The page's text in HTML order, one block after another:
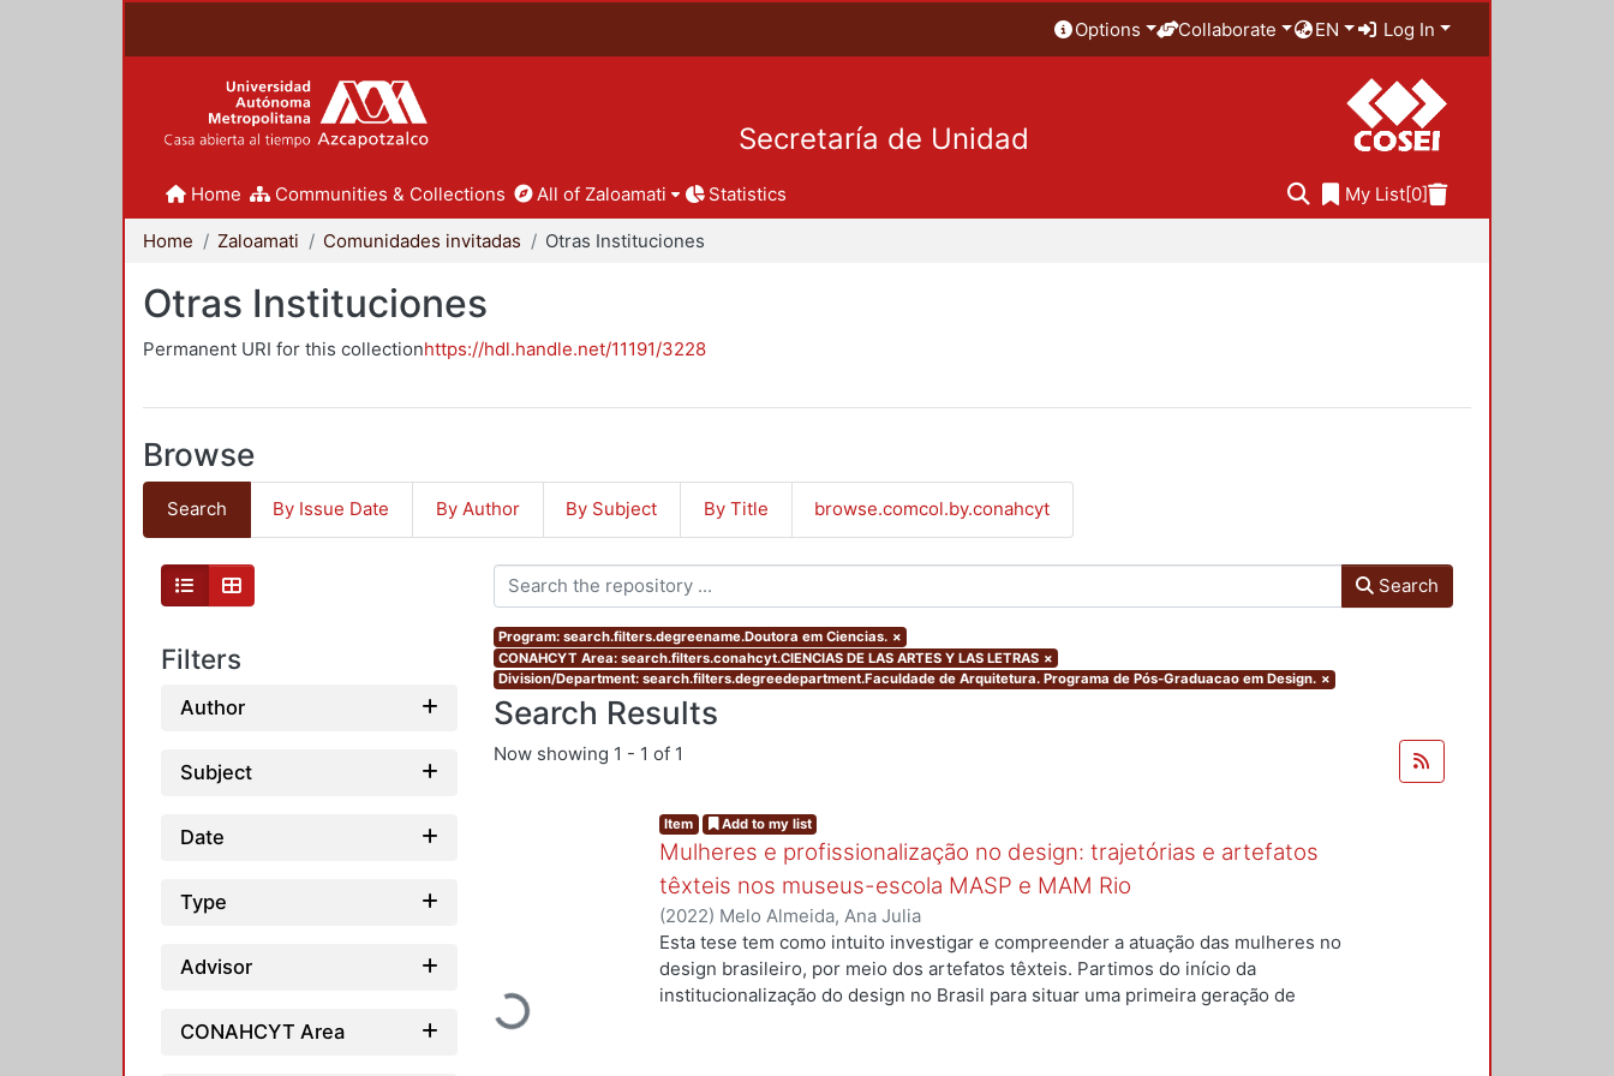
Options Collaborate EN Log In
Secretaría de Unidad
Home Communities & Collections All of Zaloamati Statistics My List[0]
Home Zaloamati Comunidades invitadas Otras Instituciones
Otras Instituciones
Permanent URI for this collectionhttps://hdl.handle.net/11191/3228
Browse
Search By Issue Date By Author By Subject By Title browse.comcol.by.conahcyt
Filters
Author
Subject
Date
Type
Advisor
CONAHCYT Area
Search
Program: search.filters.degreename.Doutora em Ciencias. ×
CONAHCYT Area: search.filters.conahcyt.CIENCIAS DE LAS ARTES Y LAS LETRAS ×
Division/Department: search.filters.degreedepartment.Faculdade de Arquitetura. Programa de Pós-Graduacao em Design. ×
Search Results
Now showing 1 - 1 of 1
Loading...
Item Add to my list
Mulheres e profissionalização no design: trajetórias e artefatos
têxteis nos museus-escola MASP e MAM Rio
(2022) Melo Almeida, Ana Julia
Esta tese tem como intuito investigar e compreender a atuação das mulheres no
design brasileiro, por meio dos artefatos têxteis. Partimos do início da
institucionalização do design no Brasil para situar uma primeira geração de